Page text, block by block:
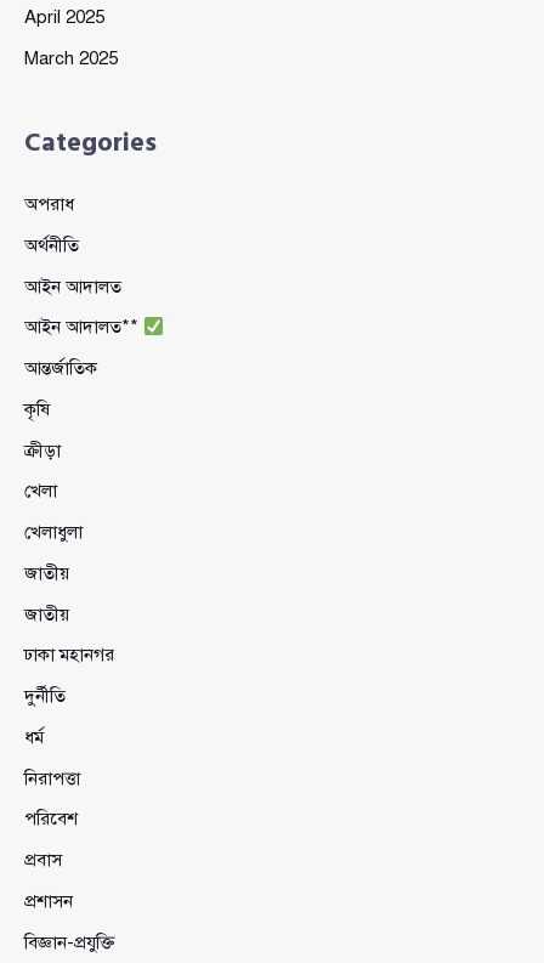
April 2025
March 2025
Categories
অপরাধ
অর্থনীতি
আইন আদালত
আইন আদালত**
আন্তর্জাতিক
কৃষি
ক্রীড়া
খেলা
খেলাধুলা
জাতীয়
জাতীয়
ঢাকা মহানগর
দুর্নীতি
ধর্ম
নিরাপত্তা
পরিবেশ
প্রবাস
প্রশাসন
বিজ্ঞান-প্রযুক্তি